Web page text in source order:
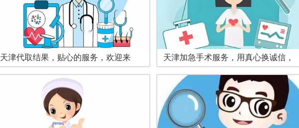
天津代取结果，贴心的服务，欢迎来 天津加急手术服务，用真心换诚信，